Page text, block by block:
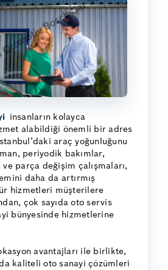
insanların kolayca
alabildiği önemli bir adres
araç yoğunluğunu
periyodik bakımlar,
parça değişim çalışmaları,
daha da artırmış
hizmetleri müşterilere
çok sayıda oto servis
bünyesinde hizmetlerine
avantajları ile birlikte,
kaliteli oto sanayi çözümleri